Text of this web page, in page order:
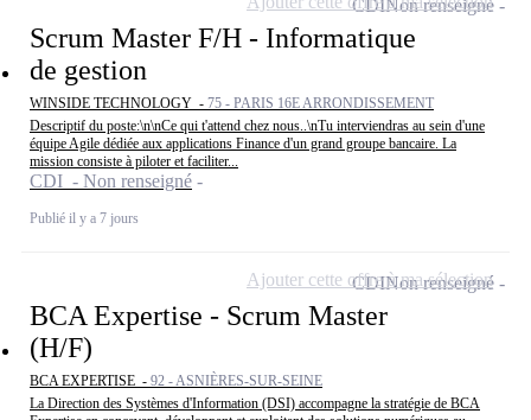
Scrum Master F/H - Informatique
de gestion
WINSIDE TECHNOLOGY - 75 - PARIS 16E ARRONDISSEMENT
Descriptif du poste:\n\nCe qui t'attend chez nous..\nTu interviendras au sein d'une
équipe Agile dédiée aux applications Finance d'un grand groupe bancaire. La
mission consiste à piloter et faciliter...
CDI - Non renseigné
Publié il y a 7 jours
CDINon renseigné
BCA Expertise - Scrum Master
(H/F)
BCA EXPERTISE - 92 - ASNIÈRES-SUR-SEINE
La Direction des Systèmes d'Information (DSI) accompagne la stratégie de BCA
CDINon renseigné
Ajouter cette offre à ma sélection